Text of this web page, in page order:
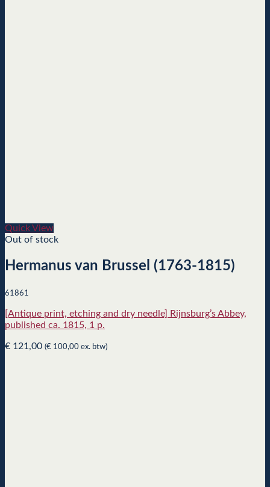
Quick View
Out of stock
Hermanus van Brussel (1763-1815)
61861
[Antique print, etching and dry needle] Rijnsburg’s Abbey,
published ca. 1815, 1 p.
€ 121,00 (€ 100,00 ex. btw)